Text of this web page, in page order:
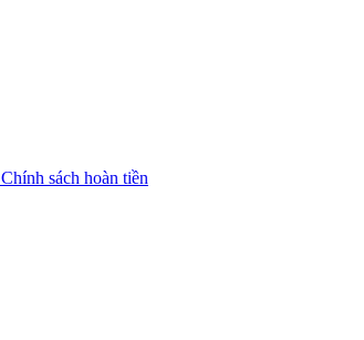
Chính sách hoàn tiền